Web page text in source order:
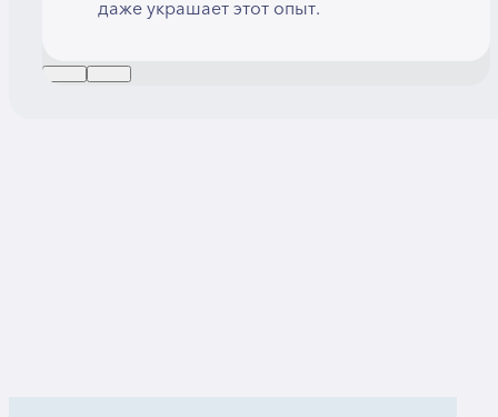
даже украшает этот опыт.